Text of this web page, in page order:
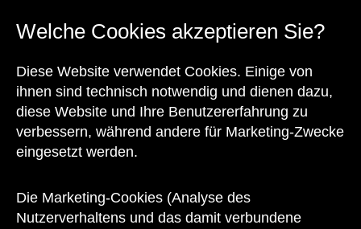
Welche Cookies akzeptieren Sie?
Diese Website verwendet Cookies. Einige von
ihnen sind technisch notwendig und dienen dazu,
diese Website und Ihre Benutzererfahrung zu
verbessern, während andere für Marketing-Zwecke
eingesetzt werden.
Die Marketing-Cookies (Analyse des
Nutzerverhaltens und das damit verbundene
Kontakt
zu den Öffnungszeiten des Museums
auch telefonisch zur Verfügung: